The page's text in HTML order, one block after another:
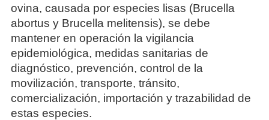
ovina, causada por especies lisas (Brucella
abortus y Brucella melitensis), se debe
mantener en operación la vigilancia
epidemiológica, medidas sanitarias de
diagnóstico, prevención, control de la
movilización, transporte, tránsito,
comercialización, importación y trazabilidad de
estas especies.